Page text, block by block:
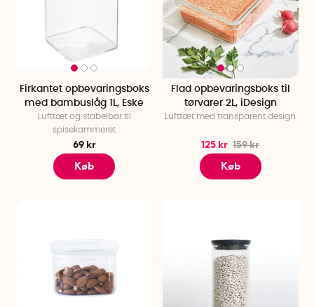
Firkantet opbevaringsboks
med bambuslåg 1L, Eske
Lufttæt og stabelbar til
spisekammeret
69 kr
Køb
Flad opbevaringsboks til
tørvarer 2L, iDesign
Lufttæt med transparent design
125 kr 159 kr
Køb